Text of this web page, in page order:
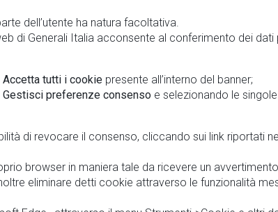
dell’utente ha natura facoltativa.
di Generali Italia acconsente al conferimento dei
Accetta tutti i cookie presente all’interno del banner;
Gestisci preferenze consenso e selezionando le
di revocare il consenso, cliccando sui link riportati
browser in maniera tale da ricevere un
eliminare detti cookie attraverso le funzionalità